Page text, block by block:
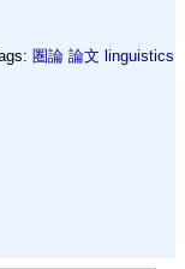
圏論 論文 linguistics